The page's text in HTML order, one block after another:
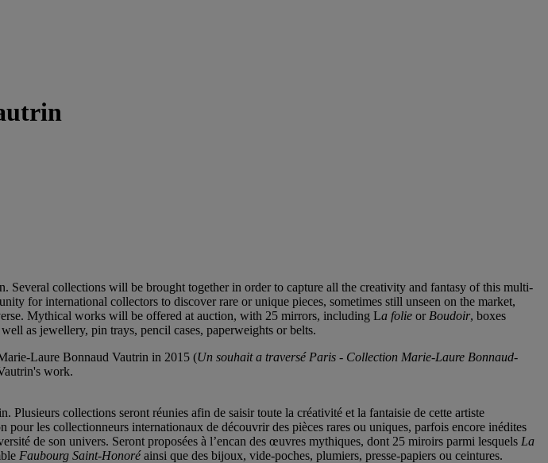
collections will be brought together in order to capture all the creativity and fantasy of this multi-
for international collectors to discover rare or unique pieces, sometimes still unseen on the market,
Mythical works will be offered at auction, with 25 mirrors, including La folie or Boudoir, boxes
well as jewellery, pin trays, pencil cases, paperweights or belts.
Laure Bonnaud Vautrin in 2015 (Un souhait a traversé Paris - Collection Marie-Laure Bonnaud-
work.
Plusieurs collections seront réunies afin de saisir toute la créativité et la fantaisie de cette artiste
les collectionneurs internationaux de découvrir des pièces rares ou uniques, parfois encore inédites
de son univers. Seront proposées à l’encan des œuvres mythiques, dont 25 miroirs parmi lesquels La
Faubourg Saint-Honoréainsi que des bijoux, vide-poches, plumiers, presse-papiers ou ceintures.